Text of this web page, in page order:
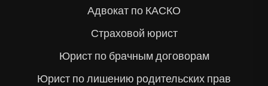
Адвокат по КАСКО
Страховой юрист
Юрист по брачным договорам
Юрист по лишению родительских прав